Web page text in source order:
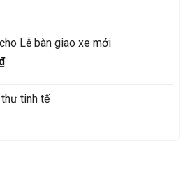
Lễ bàn giao xe mới
tinh tế